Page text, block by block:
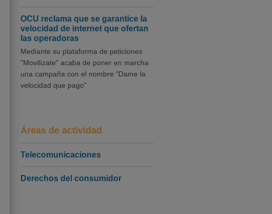
OCU reclama que se garantice la
velocidad de internet que ofertan
las operadoras
Mediante su plataforma de peticiones
"Movilízate" acaba de poner en marcha
una campaña con el nombre "Dame la
velocidad que pago"
Áreas de actividad
Telecomunicaciones
Derechos del consumidor